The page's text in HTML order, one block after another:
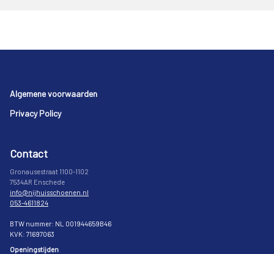
Footer
Algemene voorwaarden
Privacy Policy
Contact
Gronausestraat 1100-1102
7534AR Enschede
info@nijhuisschoenen.nl
053-4611824
BTW nummer: NL 001944659B46
KVK: 71697063
Openingstijden